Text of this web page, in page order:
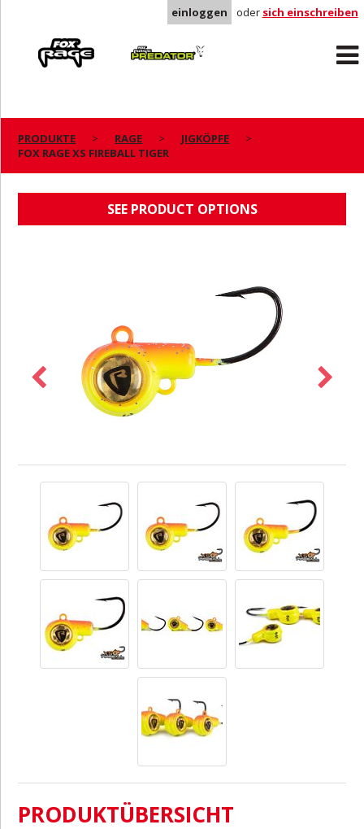
einloggen oder sich einschreiben
Predator
PRODUKTE RAGE
JIGKÖPFE
FOX RAGE XS FIREBALL TIGER
SEE PRODUCT OPTIONS
PRODUKTÜBERSICHT